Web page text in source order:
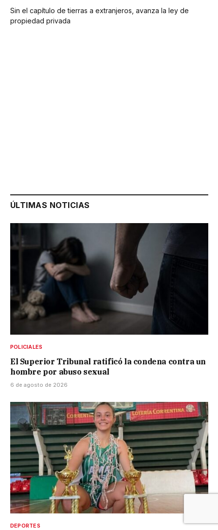
Sin el capítulo de tierras a extranjeros, avanza la ley de
propiedad privada
ÚLTIMAS NOTICIAS
POLICIALES
El Superior Tribunal ratificó la condena contra un
hombre por abuso sexual
6 de agosto de 2026
DEPORTES